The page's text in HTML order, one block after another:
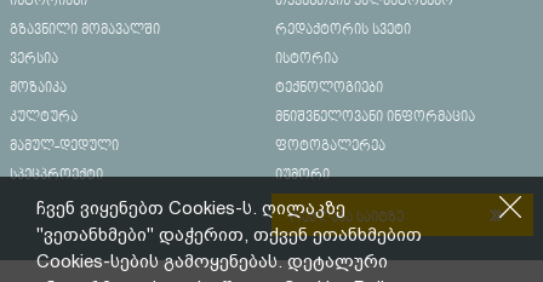
გზავნილი მომავალში
რედაქტორის სვეტი
ვერსია
ისტორია
მოზაიკა
ტექნოლოგიები
კულტურა
მნიშვნელოვანი ინფორმაცია
მამულ-დედული
ფოტოგალერეა
სპეცპროექტი
იუმორი
რეკლამა საიტზე
ჩვენ ვიყენებთ Cookies-ს. ღილაკზე
"ვეთანხმები" დაჭერით, თქვენ ეთანხმებით
Cookies-სების გამოყენებას. დეტალური